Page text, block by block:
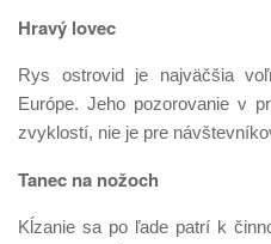
Hravý lovec
Rys ostrovid je najväčšia
Európe. Jeho pozorovanie v
zvyklostí, nie je pre
Tanec na nožoch
Kĺzanie sa po ľade patrí k